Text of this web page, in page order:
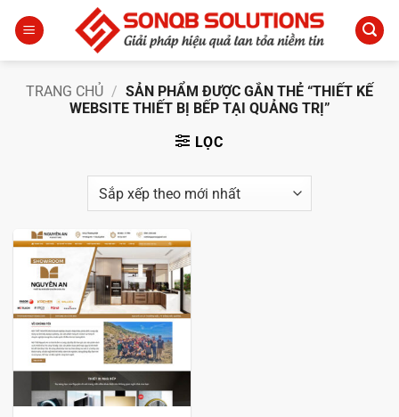
qua
TRANG CHỦ / SẢN PHẨM ĐƯỢC GẮN THẺ “THIẾT KẾ
WEBSITE THIẾT BỊ BẾP TẠI QUẢNG TRỊ”
LỌC